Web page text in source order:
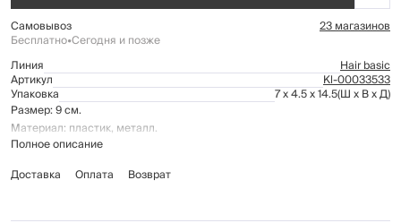
Самовывоз 23 магазинов
Бесплатно•Сегодня и позже
Линия
Hair basic
Артикул Kl-00033533
Упаковка 7 x 4.5 x 14.5(Ш x В x Д)
Размер: 9 см.
Материал: пластик, металл.
Полное описание
Доставка
Оплата Возврат